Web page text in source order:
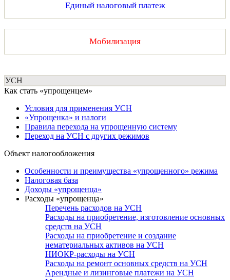
Единый налоговый платеж
Мобилизация
УСН
Как стать «упрощенцем»
Условия для применения УСН
«Упрощенка» и налоги
Правила перехода на упрощенную систему
Переход на УСН с других режимов
Объект налогообложения
Особенности и преимущества «упрощенного» режима
Налоговая база
Доходы «упрощенца»
Расходы «упрощенца»
Перечень расходов на УСН
Расходы на приобретение, изготовление основных
средств на УСН
Расходы на приобретение и создание
нематериальных активов на УСН
НИОКР-расходы на УСН
Расходы на ремонт основных средств на УСН
Арендные и лизинговые платежи на УСН